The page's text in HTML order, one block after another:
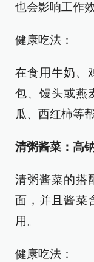
也会影响工作
健康吃法：
在食用牛奶、
包、馒头或燕
瓜、西红柿等
清粥酱菜：高
清粥酱菜的搭
面，并且酱菜
用。
健康吃法：